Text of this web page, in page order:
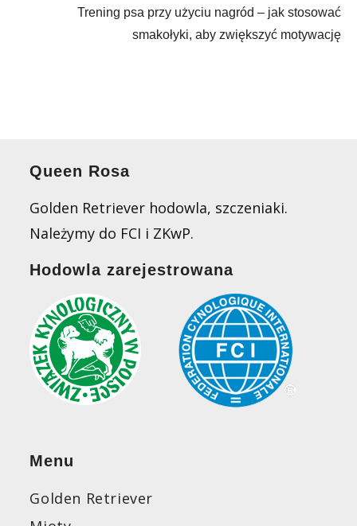
Trening psa przy użyciu nagród – jak stosować
smakołyki, aby zwiększyć motywację
Queen Rosa
Golden Retriever hodowla, szczeniaki.
Należymy do FCI i ZKwP.
Hodowla zarejestrowana
Menu
Golden Retriever